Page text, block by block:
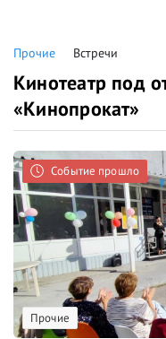
Прочие Встречи
Кинотеатр под
«Кинопрокат»
Прочие
Событие прошло